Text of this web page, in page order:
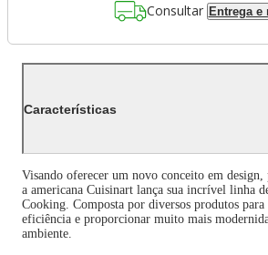
Consultar Entrega e
Características
Visando oferecer um novo conceito em
a americana Cuisinart lança sua incrível linha
Cooking. Composta por diversos produtos para
eficiência e proporcionar muito mais
ambiente.